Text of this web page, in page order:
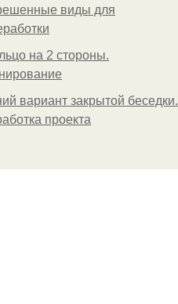
виды для
на 2 стороны.
вариант закрытой беседки.
проекта